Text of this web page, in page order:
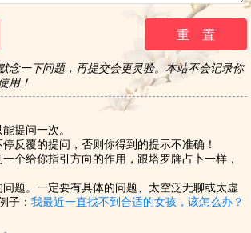
念一下问题，再提交会更灵验。本站不会记录你
用！
提问一次。
反覆的提问，否则你得到的提示不准确！
个给你指引方向的作用，跟塔罗牌占卜一样，
题。一定要有具体的问题、太空泛无聊或太虚
子： 我最近一直找不到合适的女孩，该怎么办？